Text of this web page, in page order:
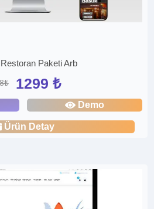
Paketi Arb
1299 ₺
Demo
Ürün Detay